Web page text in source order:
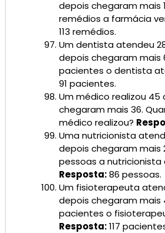
depois chegaram mais
remédios a farmácia
113 remédios.
Um dentista atendeu
depois chegaram mais
pacientes o dentista
91 pacientes.
Um médico realizou 45
chegaram mais 36.
médico realizou?
Uma nutricionista
depois chegaram mais
pessoas a nutricionista
Resposta:86 pessoas.
Um fisioterapeuta
depois chegaram mais
pacientes o
Resposta:117